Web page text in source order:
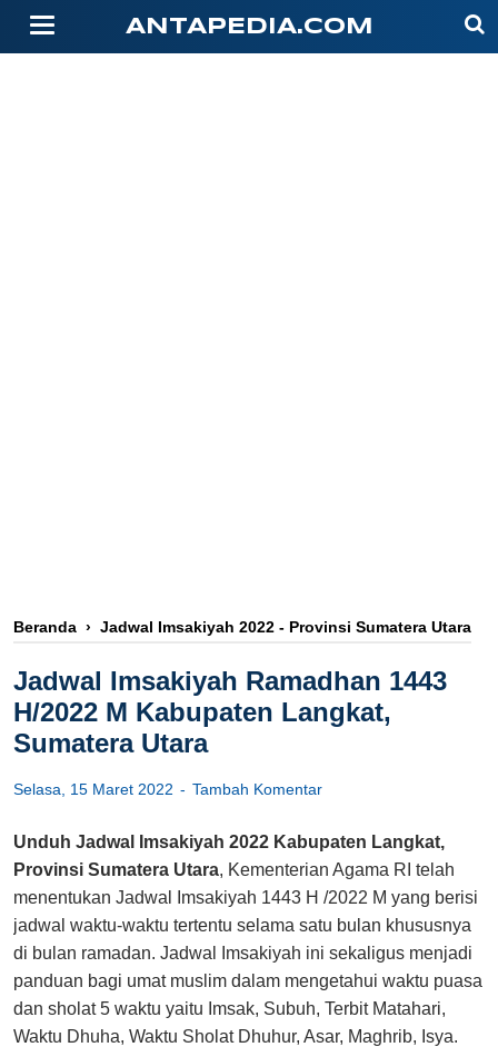
ANTAPEDIA.COM
Beranda › Jadwal Imsakiyah 2022 - Provinsi Sumatera Utara
Jadwal Imsakiyah Ramadhan 1443
H/2022 M Kabupaten Langkat,
Sumatera Utara
Selasa, 15 Maret 2022 Tambah Komentar
Unduh Jadwal Imsakiyah 2022 Kabupaten Langkat,
Provinsi Sumatera Utara, Kementerian Agama RI telah
menentukan Jadwal Imsakiyah 1443 H /2022 M yang berisi
jadwal waktu-waktu tertentu selama satu bulan khususnya
di bulan ramadan. Jadwal Imsakiyah ini sekaligus menjadi
panduan bagi umat muslim dalam mengetahui waktu puasa
dan sholat 5 waktu yaitu Imsak, Subuh, Terbit Matahari,
Waktu Dhuha, Waktu Sholat Dhuhur, Asar, Maghrib, Isya.